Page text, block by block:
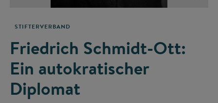
STIFTERVERBAND
Friedrich Schmidt-Ott:
Ein autokratischer
Diplomat